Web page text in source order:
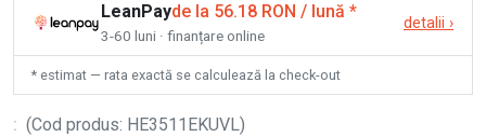
LeanPayde la 56.18 RON / lună *
3-60 luni · finanțare online
detalii ›
* estimat — rata exactă se calculează la check-out
: (Cod produs: HE3511EKUVL)